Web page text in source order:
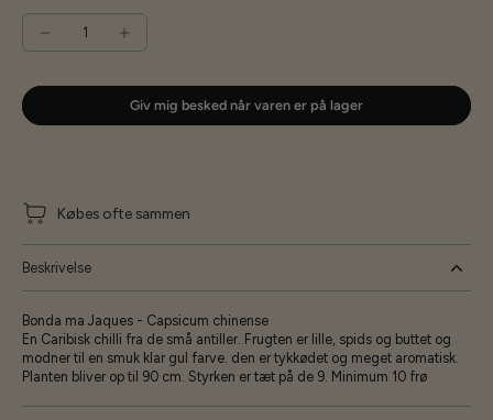
Giv mig besked når varen er på lager
Købes ofte sammen
Beskrivelse
Bonda ma Jaques - Capsicum chinense
En Caribisk chilli fra de små antiller. Frugten er lille, spids og buttet og
modner til en smuk klar gul farve. den er tykkødet og meget aromatisk.
Planten bliver op til 90 cm. Styrken er tæt på de 9. Minimum 10 frø